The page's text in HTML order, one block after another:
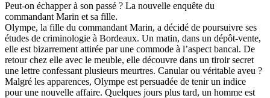
Peut-on échapper à son passé ? ​La nouvelle enquête du
commandant Marin et sa fille.
Olympe, la fille du commandant Marin, a décidé de poursuivre ses
études de criminologie à Bordeaux. Un matin, dans un dépôt-vente,
elle est bizarrement attirée par une commode à l’aspect bancal. De
retour chez elle avec le meuble, elle découvre dans un tiroir secret
une lettre confessant plusieurs meurtres. Canular ou véritable aveu ?
Malgré les apparences, Olympe est persuadée de tenir un indice
pour une nouvelle affaire. Quelques jours plus tard, un homme est